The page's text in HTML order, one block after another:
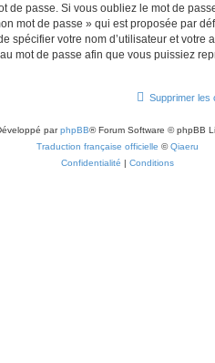
de passe. Si vous oubliez le mot de
mot de passe » qui est proposée par
spécifier votre nom d’utilisateur et votre
mot de passe afin que vous puissiez
Supprimer les
parphpBB® Forum Software © phpBB
Traduction française officielle ©Qiaeru
Confidentialité | Conditions